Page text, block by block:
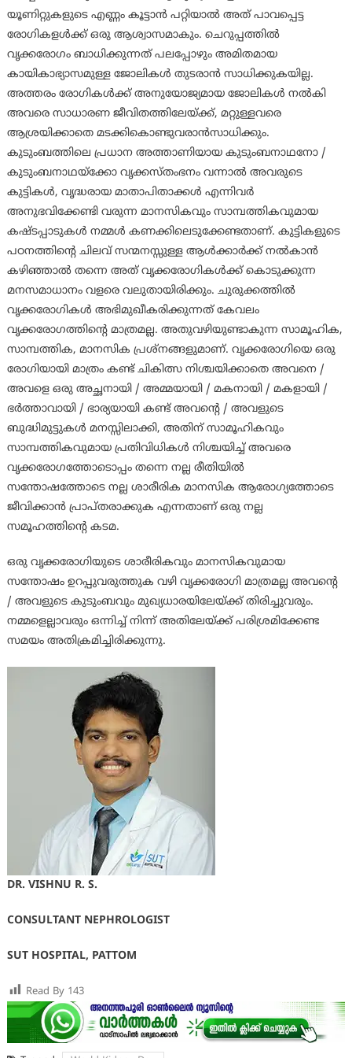
യൂണിറ്റുകളുടെ എണ്ണം കൂട്ടാൻ പറ്റിയാൽ അത് പാവപ്പെട്ട
രോഗികളള്‍ക്ക് ഒരു ആശ്വാസമാകും. ചെറുപ്പത്തിൽ
വൃക്കരോഗം ബാധിക്കുന്നത് പലപ്പോഴും അമിതമായ
കായികാഭ്യാസമുള്ള ജോലികൾ തുടരാൻ സാധിക്കുകയില്ല.
അത്തരം രോഗികള്‍ക്ക് അനുയോജ്യമായ ജോലികൾ നല്‍കി
അവരെ സാധാരണ ജീവിതത്തിലേയ്ക്ക്, മറ്റുള്ളവരെ
ആശ്രയിക്കാതെ മടക്കികൊണ്ടുവരാന്‍സാധിക്കും.
കുടുംബത്തിലെ പ്രധാന അത്താണിയായ കുടുംബനാഥനോ /
കുടുംബനാഥയ്‌ക്കോ വൃക്കസ്തംഭനം വന്നാൽ അവരുടെ
കുട്ടികൾ, വൃദ്ധരായ മാതാപിതാക്കൾ എന്നിവർ
അനുഭവിക്കേണ്ടി വരുന്ന മാനസികവും സാമ്പത്തികവുമായ
കഷ്ടപ്പാടുകൾ നമ്മൾ കണക്കിലെടുക്കേണ്ടതാണ്. കുട്ടികളുടെ
പഠനത്തിന്റെ ചിലവ് സന്മനസ്സുള്ള ആള്‍ക്കാര്‍ക്ക് നല്‍കാൻ
കഴിഞ്ഞാൽ തന്നെ അത് വൃക്കരോഗികള്‍ക്ക് കൊടുക്കുന്ന
മനസമാധാനം വളരെ വലുതായിരിക്കും. ചുരുക്കത്തിൽ
വൃക്കരോഗികൾ അഭിമുഖീകരിക്കുന്നത് കേവലം
വൃക്കരോഗത്തിന്റെ മാത്രമല്ല. അതുവഴിയുണ്ടാകുന്ന സാമൂഹിക,
സാമ്പത്തിക, മാനസിക പ്രശ്‌നങ്ങളുമാണ്. വൃക്കരോഗിയെ ഒരു
രോഗിയായി മാത്രം കണ്ട് ചികിത്സ നിശ്ചയിക്കാതെ അവനെ /
അവളെ ഒരു അച്ഛനായി / അമ്മയായി / മകനായി / മകളായി /
ഭര്‍ത്താവായി / ഭാര്യയായി കണ്ട് അവന്റെ / അവളുടെ
ബുദ്ധിമുട്ടുകൾ മനസ്സിലാക്കി, അതിന് സാമൂഹികവും
സാമ്പത്തികവുമായ പ്രതിവിധികൾ നിശ്ചയിച്ച് അവരെ
വൃക്കരോഗത്തോടൊപ്പം തന്നെ നല്ല രീതിയിൽ
സന്തോഷത്തോടെ നല്ല ശാരീരിക മാനസിക ആരോഗ്യത്തോടെ
ജീവിക്കാൻ പ്രാപ്തരാക്കുക എന്നതാണ് ഒരു നല്ല
സമൂഹത്തിന്റെ കടമ.
ഒരു വൃക്കരോഗിയുടെ ശാരീരികവും മാനസികവുമായ
സന്തോഷം ഉറപ്പുവരുത്തുക വഴി വൃക്കരോഗി മാത്രമല്ല അവന്റെ
/ അവളുടെ കുടുംബവും മുഖ്യധാരയിലേയ്ക്ക് തിരിച്ചുവരും.
നമ്മളെല്ലാവരും ഒന്നിച്ച് നിന്ന് അതിലേയ്ക്ക് പരിശ്രമിക്കേണ്ട
സമയം അതിക്രമിച്ചിരിക്കുന്നു.
DR. VISHNU R. S.
CONSULTANT NEPHROLOGIST
SUT HOSPITAL, PATTOM
Read By 143